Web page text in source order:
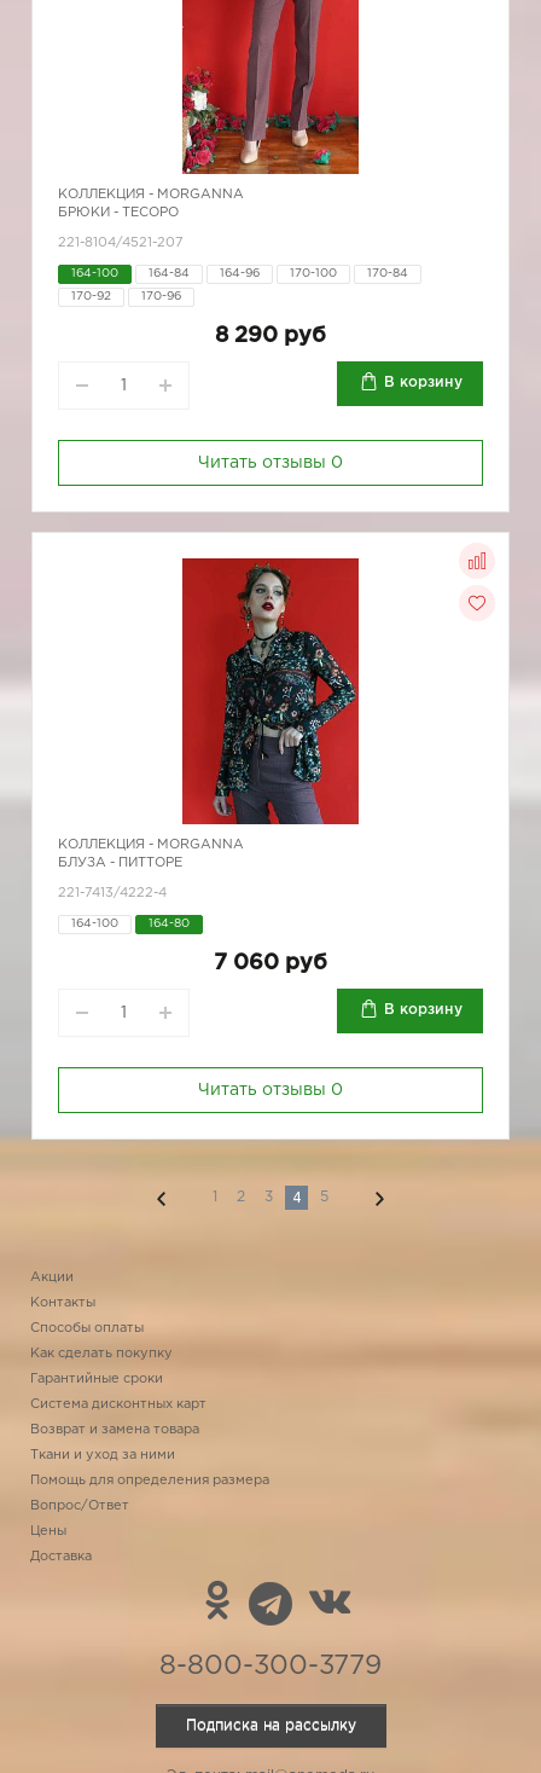
КОЛЛЕКЦИЯ - MORGANNA
БРЮКИ - ТЕСОРО
221-8104/4521-207
164-100 164-84 164-96 170-100 170-84
170-92 170-96
8 290 руб
В корзину
Читать отзывы 0
КОЛЛЕКЦИЯ - MORGANNA
БЛУЗА - ПИТТОРЕ
221-7413/4222-4
164-100 164-80
7 060 руб
В корзину
Читать отзывы 0
1 2 3 4 5
Акции
Контакты
Способы оплаты
Как сделать покупку
Гарантийные сроки
Система дисконтных карт
Возврат и замена товара
Ткани и уход за ними
Помощь для определения размера
Вопрос/Ответ
Цены
Доставка
8-800-300-3779
Подписка на рассылку